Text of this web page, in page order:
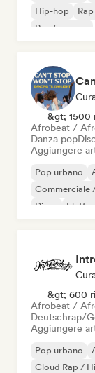
Hip-hop
Rap francese
&gt; 1500
Afrobeat /
Danza pop
Aggiungere
Pop urbano
Commerciale
Disco
&gt; 600
Afrobeat /
Deutschrap/
Aggiungere
Pop urbano
Cloud Rap /